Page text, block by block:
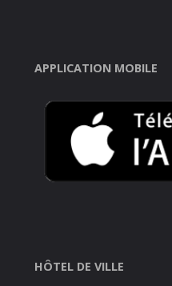
APPLICATION MOBILE
HÔTEL DE VILLE